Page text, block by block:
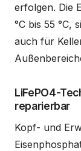
erfolgen. Die
°C bis 55 °C,
auch für
LiFePO4-
reparierbar
Kopf- und